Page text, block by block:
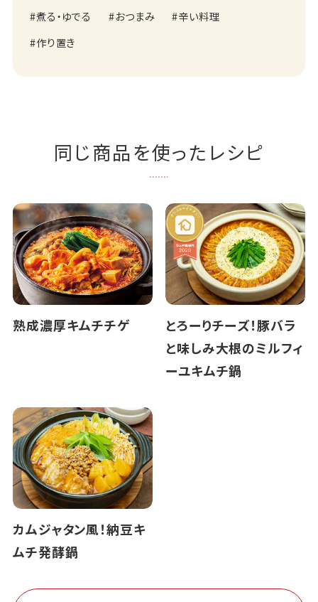
煮る・ゆでる おつまみ
辛い料理
作り置き
同じ商品を使ったレシピ
熟成濃厚キムチチゲ
とろーりチーズ！豚バラ
と味しみ大根のミルフィ
ーユキムチ鍋
カムジャタン風！納豆キ
ムチ発酵鍋